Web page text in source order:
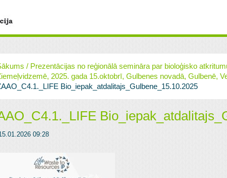
/ Prezentācijas no reģionālā semināra par bioloģisko
2025. gada 15.oktobrī, Gulbenes novadā, Gulbenē,
Bio_iepak_atdalitajs_Gulbene_15.10.2025
09:28